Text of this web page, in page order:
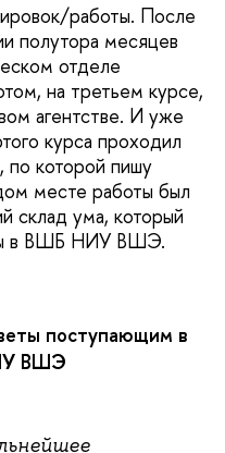
работы. После
полутора месяцев
отделе
на третьем курсе,
агентстве. И уже
курса проходил
по которой пишу
месте работы был
склад ума, который
в ВШБ НИУ ВШЭ.
поступающим в
ВШЭ